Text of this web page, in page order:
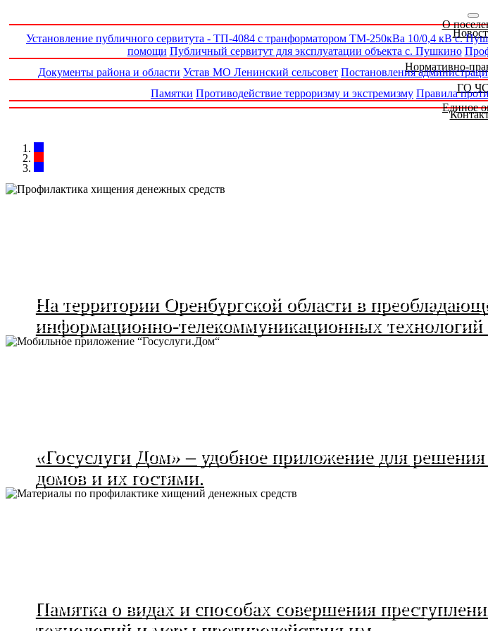
О
Установление публичного сервитута - ТП-4084 с транформатором ТМ-250кВа 10/0,4 кВ с.
помощи Публичный сервитут для эксплуатации объекта с. Пушкино
Нормативно-
Документы района и области Устав МО Ленинский сельсовет Постановления
ГО ЧС
Памятки Противодействие терроризму и экстремизму Правила
Единое
На территории Оренбургской области в
информационно-телекоммуникационных
«Госуслуги Дом» – удобное приложение для
домов и их гостями.
Памятка о видах и способах совершения